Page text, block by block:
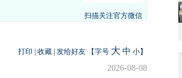
扫描关注官方微信
打印 收藏 发给好友 【字号 大 中 小】
2026-08-08